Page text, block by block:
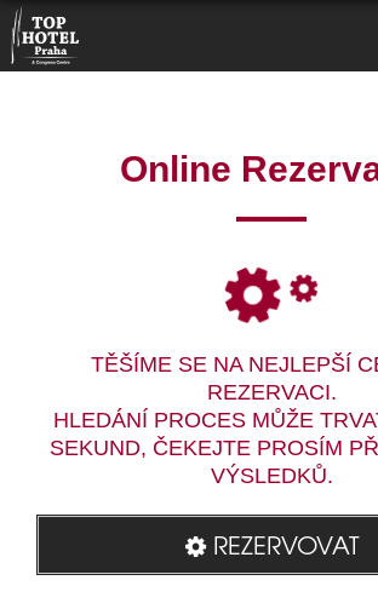
Online
TĚŠÍME SE NA NEJLEPŠÍ
REZERVACI.
HLEDÁNÍ PROCES MŮŽE
SEKUND, ČEKEJTE PROSÍM
VÝSLEDKŮ.
REZERVOVAT